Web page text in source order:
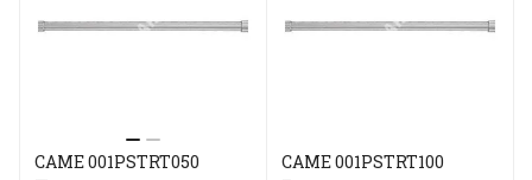
CAME 001PSTRT050
CAME 001PSTRT100